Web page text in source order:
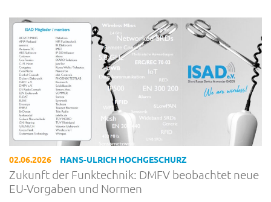
02.06.2026 HANS-ULRICH HOCHGESCHURZ
Zukunft der Funktechnik: DMFV beobachtet neue
EU-Vorgaben und Normen